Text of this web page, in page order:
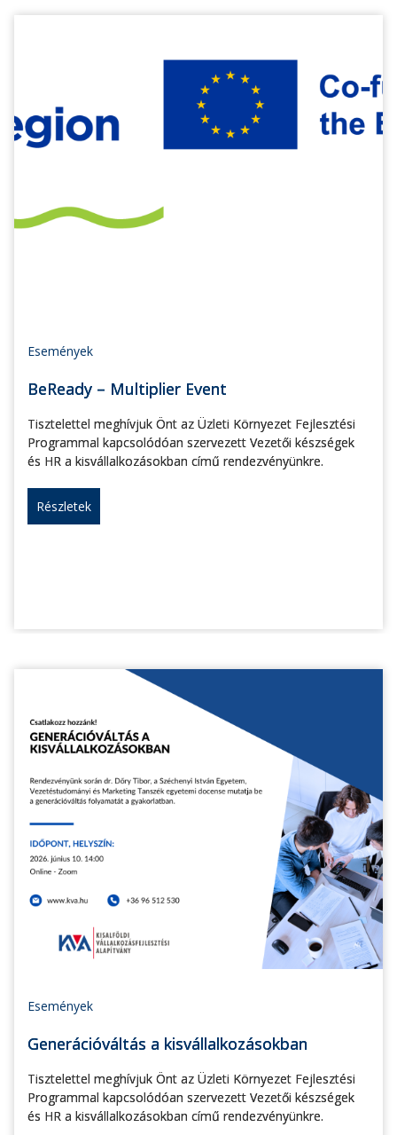
Események
BeReady – Multiplier Event
Tisztelettel meghívjuk Önt az Üzleti Környezet Fejlesztési
Programmal kapcsolódóan szervezett Vezetői készségek
és HR a kisvállalkozásokban című rendezvényünkre.
Részletek
Események
Generációváltás a kisvállalkozásokban
Tisztelettel meghívjuk Önt az Üzleti Környezet Fejlesztési
Programmal kapcsolódóan szervezett Vezetői készségek
és HR a kisvállalkozásokban című rendezvényünkre.